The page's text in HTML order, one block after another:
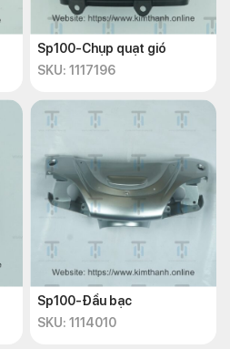
Sp100-Chụp quạt gió
SKU: 1117196
Sp100-Đầu bạc
SKU: 1114010